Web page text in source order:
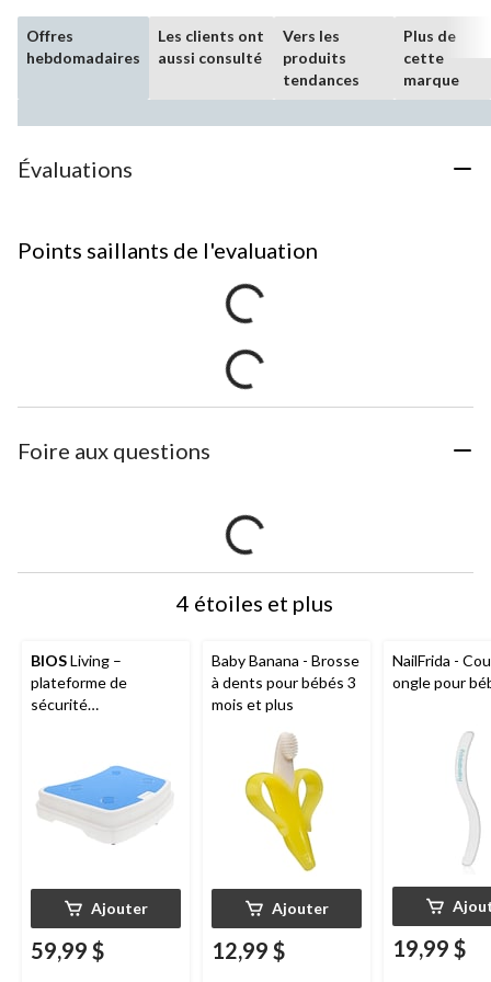
Offres
hebdomadaires
Les clients ont
aussi consulté
Vers les
produits
tendances
Plus de
cette
marque
Évaluations
Points saillants de l'evaluation
Foire aux questions
4 étoiles et plus
BIOSLiving –
plateforme de
sécurité
très grand, 10 cm (4
po)
Ajouter
59,99 $
Baby Banana - Brosse
à dents pour bébés 3
mois et plus
Ajouter
12,99 $
NailFrida -
ongle pour
19,99 $